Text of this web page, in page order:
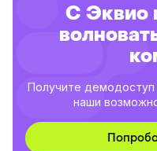
С Эквио
Получите демодоступ
наши